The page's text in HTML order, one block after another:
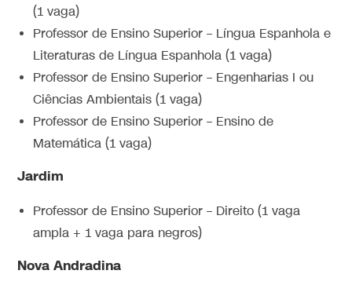
(1 vaga)
Professor de Ensino Superior – Língua Espanhola e
Literaturas de Língua Espanhola (1 vaga)
Professor de Ensino Superior – Engenharias I ou
Ciências Ambientais (1 vaga)
Professor de Ensino Superior – Ensino de
Matemática (1 vaga)
Jardim
Professor de Ensino Superior – Direito (1 vaga
ampla + 1 vaga para negros)
Nova Andradina